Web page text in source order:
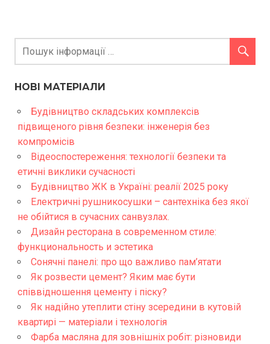
НОВІ МАТЕРІАЛИ
Будівництво складських комплексів
підвищеного рівня безпеки: інженерія без
компромісів
Відеоспостереження: технології безпеки та
етичні виклики сучасності
Будівництво ЖК в Україні: реалії 2025 року
Електричні рушникосушки – сантехніка без якої
не обійтися в сучасних санвузлах.
Дизайн ресторана в современном стиле:
функциональность и эстетика
Сонячні панелі: про що важливо пам’ятати
Як розвести цемент? Яким має бути
співвідношення цементу і піску?
Як надійно утеплити стіну зсередини в кутовій
квартирі — матеріали і технологія
Фарба масляна для зовнішніх робіт: різновиди